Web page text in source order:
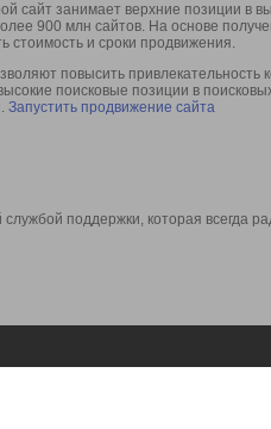
сайт занимает верхние позиции
900 млн сайтов. На основе
стоимость и сроки продвижения.
повысить привлекательность
поисковые позиции в
Запустить продвижение сайта
поддержки, которая всегда